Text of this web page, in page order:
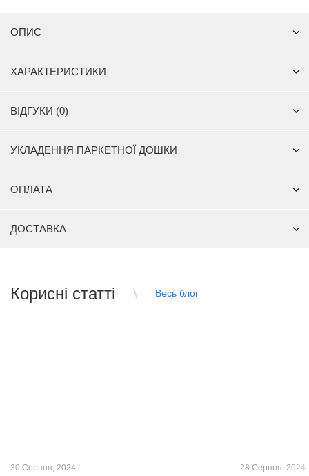
ОПИС
ХАРАКТЕРИСТИКИ
ВІДГУКИ (0)
УКЛАДЕННЯ ПАРКЕТНОЇ ДОШКИ
ОПЛАТА
ДОСТАВКА
Корисні статті Весь блог
30 Серпня, 2024 28 Серпня, 2024